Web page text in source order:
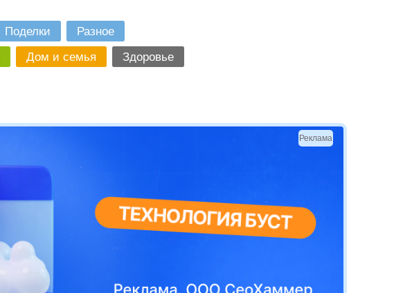
Поделки
Разное
Дом и семья Здоровье
Реклама